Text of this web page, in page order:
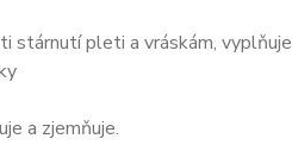
stárnutí pleti a vráskám,
a zjemňuje.